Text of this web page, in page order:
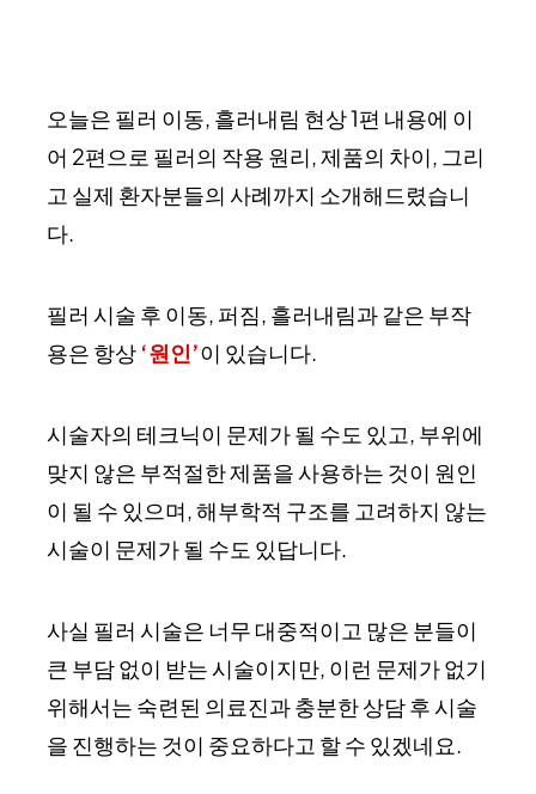
오늘은 필러 이동, 흘러내림 현상 1편 내용에 이
어 2편으로 필러의 작용 원리, 제품의 차이, 그리
고 실제 환자분들의 사례까지 소개해드렸습니
다.
필러 시술 후 이동, 퍼짐, 흘러내림과 같은 부작
용은 항상‘원인’이 있습니다.
시술자의 테크닉이 문제가 될 수도 있고, 부위에
맞지 않은 부적절한 제품을 사용하는 것이 원인
이 될 수 있으며, 해부학적 구조를 고려하지 않는
시술이 문제가 될 수도 있답니다.
사실 필러 시술은 너무 대중적이고 많은 분들이
큰 부담 없이 받는 시술이지만, 이런 문제가 없기
위해서는 숙련된 의료진과 충분한 상담 후 시술
을 진행하는 것이 중요하다고 할 수 있겠네요.